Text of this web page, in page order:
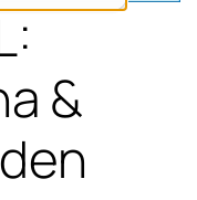
&